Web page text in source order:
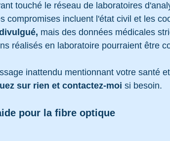
touché le réseau de laboratoires
compromises incluent l'état civil et les
mais des données médicales
réalisés en laboratoire pourraient être
inattendu mentionnant votre santé
sur rien et contactez-moi si besoin.
pour la fibre optique